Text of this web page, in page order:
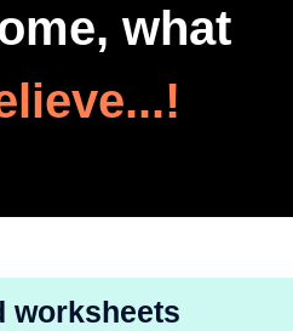
what
worksheets